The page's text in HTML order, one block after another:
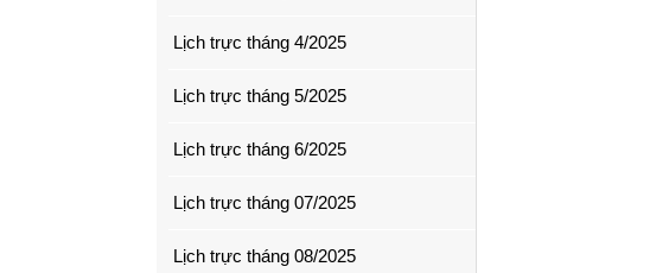
Lịch trực tháng 4/2025
Lịch trực tháng 5/2025
Lịch trực tháng 6/2025
Lịch trực tháng 07/2025
Lịch trực tháng 08/2025